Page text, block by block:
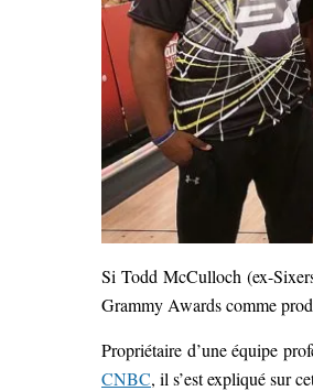
Si Todd McCulloch (ex-
Grammy Awards comme
Propriétaire d’une équipe
CNBC, il s’est expliqué sur